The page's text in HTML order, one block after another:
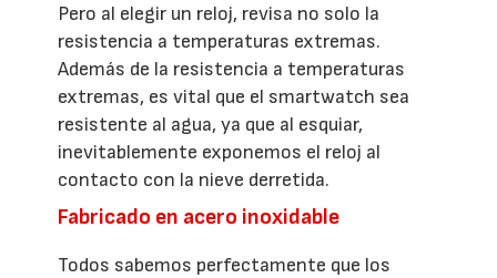
Pero al elegir un reloj, revisa no solo la
resistencia a temperaturas extremas.
Además de la resistencia a temperaturas
extremas, es vital que el smartwatch sea
resistente al agua, ya que al esquiar,
inevitablemente exponemos el reloj al
contacto con la nieve derretida.
Fabricado en acero inoxidable
Todos sabemos perfectamente que los